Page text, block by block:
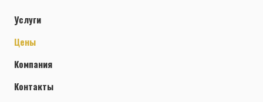
Услуги
Цены
Компания
Контакты